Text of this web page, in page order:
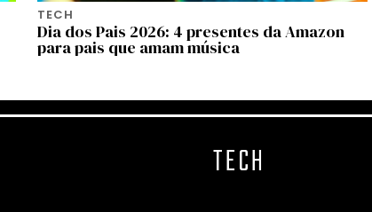
TECH
Dia dos Pais 2026: 4 presentes da Amazon
para pais que amam música
TECH